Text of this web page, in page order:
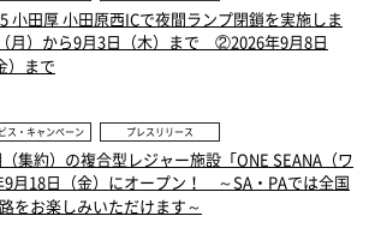
小田厚 小田原西ICで夜間ランプ閉鎖を実施しま
）から9月3日（木）まで ②2026年9月8日
）まで
ス・キャンペーン プレスリリース
集約）の複合型レジャー施設「ONE SEANA（ワ
9月18日（金）にオープン！ ～SA・PAでは全国
をお楽しみいただけます～